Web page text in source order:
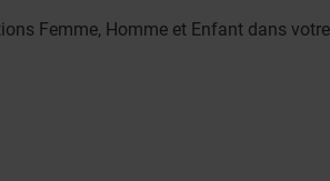
Femme, Homme et Enfant dans